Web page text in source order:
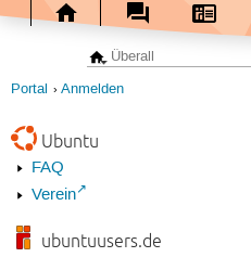
Portal Anmelden
Ubuntu
FAQ
Verein
ubuntuusers.de